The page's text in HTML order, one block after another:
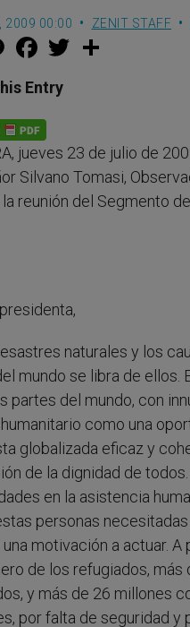
2009 00:00 ZENIT STAFF
M
e
s
e
g
e
r
F
a
e
b
o
k
w
Entry
jueves 23 de julio de
Silvano Tomasi,
reunión del Segmento
naturales y los
mundo se libra de
partes del mundo, con
como una
globalizada eficaz y
de la dignidad de
en la asistencia
personas
motivación a actuar.
de los refugiados,
y más de 26 millones
por falta de seguridad y